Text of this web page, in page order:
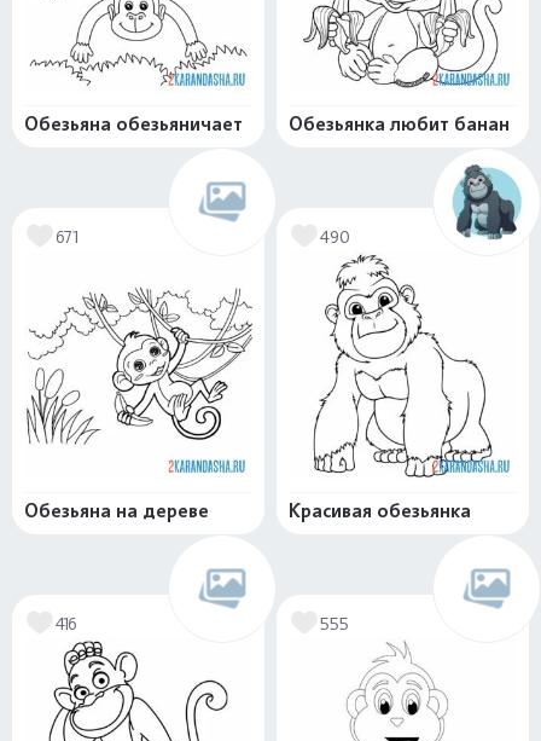
Обезьяна обезьяничает Обезьянка любит банан
671
Обезьяна на дереве
490
Красивая обезьянка
416 555